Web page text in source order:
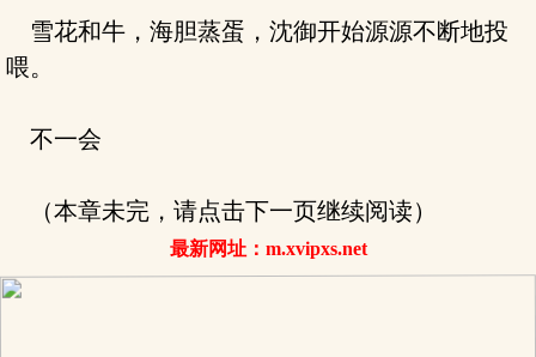
雪花和牛，海胆蒸蛋，沈御开始源源不断地投
喂。
不一会
（本章未完，请点击下一页继续阅读）
最新网址：m.xvipxs.net